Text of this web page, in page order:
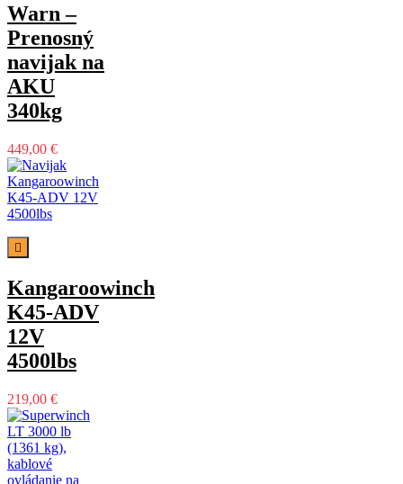
Warn –
Prenosný
navijak na
AKU
340kg
449,00 €

Kangaroowinch
K45-ADV
12V
4500lbs
219,00 €